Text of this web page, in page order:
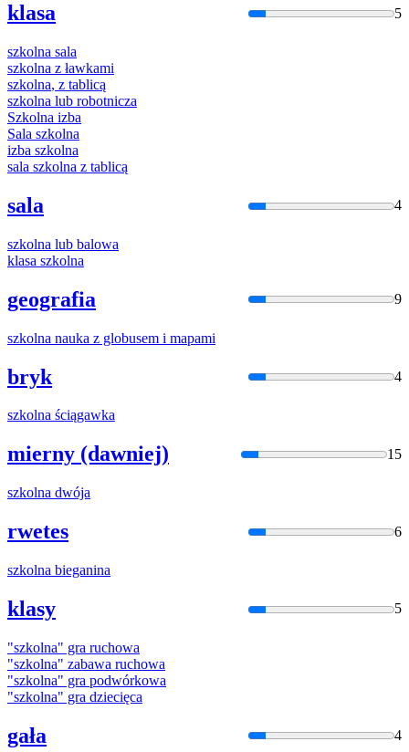
klasa 5
szkolna sala
szkolna z ławkami
szkolna, z tablicą
szkolna lub robotnicza
Szkolna izba
Sala szkolna
izba szkolna
sala szkolna z tablicą
sala 4
szkolna lub balowa
klasa szkolna
geografia 9
szkolna nauka z globusem i mapami
bryk 4
szkolna ściągawka
mierny (dawniej) 15
szkolna dwója
rwetes 6
szkolna bieganina
klasy 5
"szkolna" gra ruchowa
"szkolna" zabawa ruchowa
"szkolna" gra podwórkowa
"szkolna" gra dziecięca
gała 4